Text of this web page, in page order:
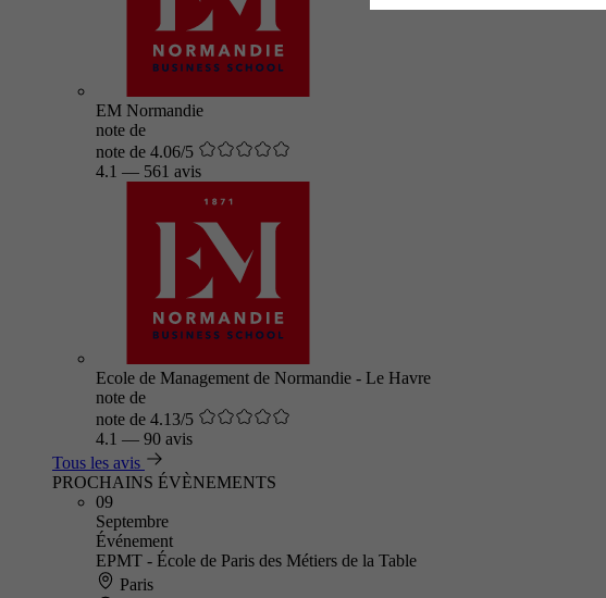
EM Normandie
note de
note de 4.06/5
4.1 — 561 avis
Ecole de Management de Normandie - Le Havre
note de
note de 4.13/5
4.1 — 90 avis
Tous les avis
PROCHAINS ÉVÈNEMENTS
09
Septembre
Événement
EPMT - École de Paris des Métiers de la Table
Paris